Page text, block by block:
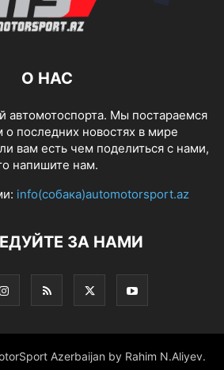
О НАС
автомотоспорта. Мы постараемся
о последних новостях в мире
вам есть чем поделиться с нами,
напишите нам.
info(собака)automotorsport.az
ЗА НАМИ
Azerbaijan by Rahim N.Aliyev.